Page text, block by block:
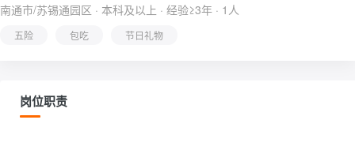
南通市/苏锡通园区 · 本科及以上 · 经验≥3年 · 1人
五险 包吃 节日礼物
岗位职责